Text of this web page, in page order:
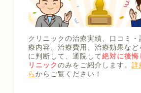
クリニックの治療実績、口コミ・
療内容、治療費用、治療効果など
に判断して、通院して 絶対に後悔
リニック のみをご紹介します。 詳
ら からご覧ください！